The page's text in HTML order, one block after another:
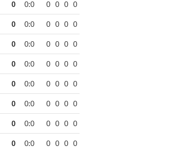
0 0:0 0 0 0 0
0 0:0 0 0 0 0
0 0:0 0 0 0 0
0 0:0 0 0 0 0
0 0:0 0 0 0 0
0 0:0 0 0 0 0
0 0:0 0 0 0 0
0 0:0 0 0 0 0